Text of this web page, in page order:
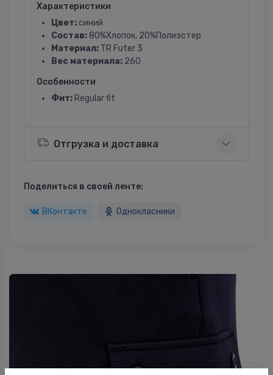
Характеристики
Цвет: синий
Состав: 80%Хлопок, 20%Полиэстер
Материал: TR Futer 3
Вес материала: 260
Особенности
Фит: Regular fit
Отгрузка и доставка
Поделиться в своей ленте:
ВКонтакте Однокласники